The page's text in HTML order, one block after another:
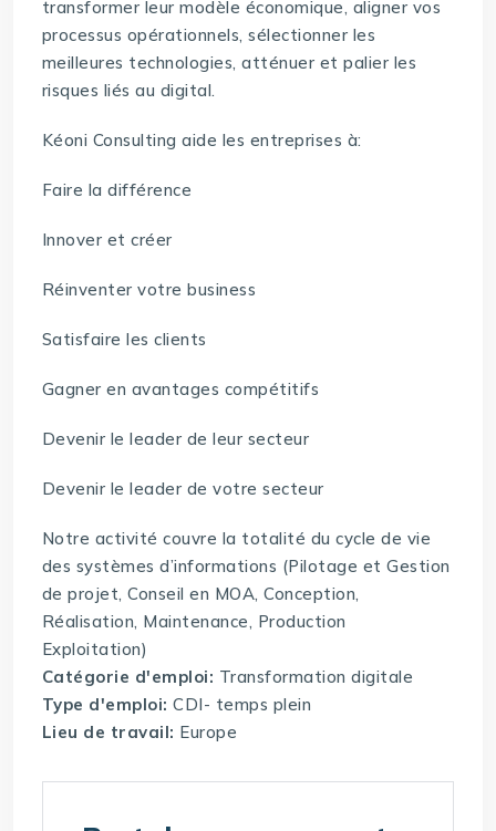
transformer leur modèle économique, aligner vos
processus opérationnels, sélectionner les
meilleures technologies, atténuer et palier les
risques liés au digital.
Kéoni Consulting aide les entreprises à:
Faire la différence
Innover et créer
Réinventer votre business
Satisfaire les clients
Gagner en avantages compétitifs
Devenir le leader de leur secteur
Devenir le leader de votre secteur
Notre activité couvre la totalité du cycle de vie
des systèmes d’informations (Pilotage et Gestion
de projet, Conseil en MOA, Conception,
Réalisation, Maintenance, Production
Exploitation)
Catégorie d'emploi: Transformation digitale
Type d'emploi:CDI- temps plein
Lieu de travail: Europe